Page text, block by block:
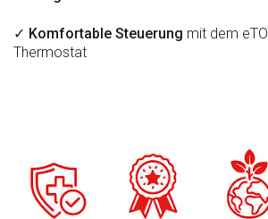
✓ Komfortable Steuerung mit dem
Thermostat